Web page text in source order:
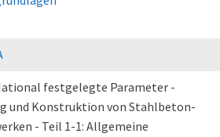
festgelegte Parameter -
und Konstruktion von Stahlbeton-
- Teil 1-1: Allgemeine